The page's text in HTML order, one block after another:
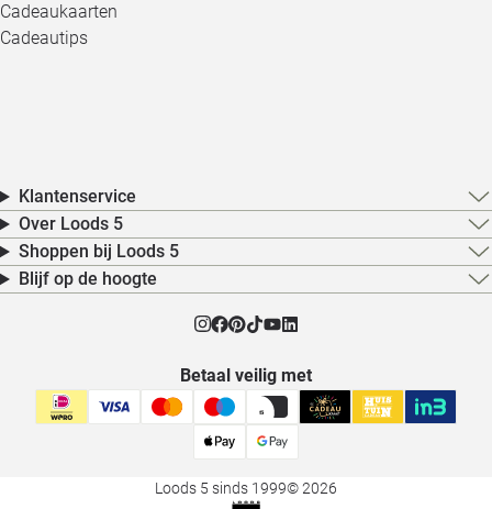
Cadeaukaarten
Cadeautips
Klantenservice
Over Loods 5
Shoppen bij Loods 5
Blijf op de hoogte
Betaal veilig met
Loods 5 sinds 1999© 2026